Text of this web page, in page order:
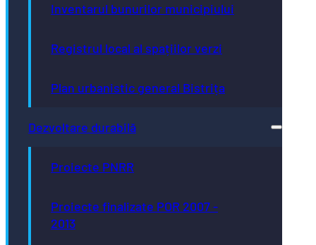
Inventarul bunurilor municipiului
Registrul local al spațiilor verzi
Plan urbanistic general Bistrița
Dezvoltare durabilă
Proiecte PNRR
Proiecte finalizate POR 2007 -
2013